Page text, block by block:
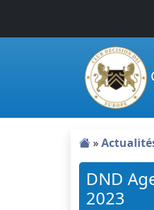
»
DND
2023